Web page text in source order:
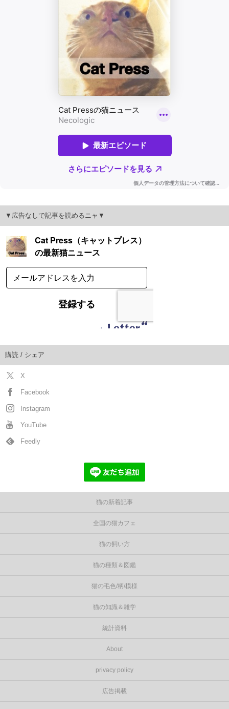
▼広告なしで記事を読めるニャ▼
購読 / シェア
X
Facebook
Instagram
YouTube
Feedly
猫の新着記事
全国の猫カフェ
猫の飼い方
猫の種類＆図鑑
猫の毛色/柄/模様
猫の知識＆雑学
統計資料
About
privacy policy
広告掲載